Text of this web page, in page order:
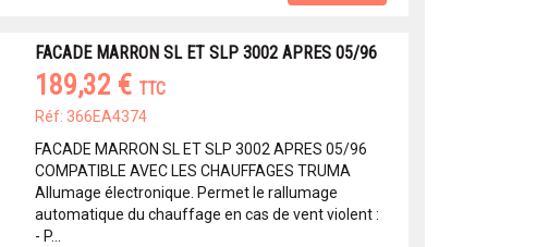
FACADE MARRON SL ET SLP 3002 APRES 05/96
189,32 € TTC
Réf: 366EA4374
FACADE MARRON SL ET SLP 3002 APRES 05/96
COMPATIBLE AVEC LES CHAUFFAGES TRUMA
Allumage électronique. Permet le rallumage
automatique du chauffage en cas de vent violent :
- P...